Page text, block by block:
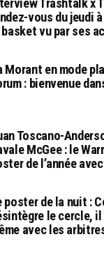
Trashtalk x
vous du jeudi
basket vu par ses
Morant en mode
: bienvenue
Toscano-
McGee : le
de l’année
poster de la nuit :
le cercle,
avec les